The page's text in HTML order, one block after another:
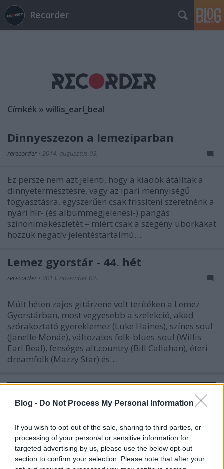
Blog - Do Not Process My Personal Information
If you wish to opt-out of the sale, sharing to third parties, or
processing of your personal or sensitive information for
targeted advertising by us, please use the below opt-out
section to confirm your selection. Please note that after your
Recorder
Címkék » willis_earl_beal
Dinnyeszezon a lemeziparban
rerecorder • 2014. augusztus 03.
Ez persze nem azt jelenti, hogy a kiadók átálltak a
dinnyetermesztésre, vagy az ipari mennyiségű
fogyasztásra, egyszerűen csak frissíteni szeretnénk a
nyári hír- (és albummegjelenési-) pangás
szinonimakészletét – miért csak a szegény uborkákat
hozzuk negatív jelentéstartalmú…
Lemez gyorstár - 44. hét
rerecorder • 2013. november 02.
Múlt héten zajos gitárzene volt terítéken a Lemez
Gyorstárban, most vegyesebb a szelekció, akad
szórakoztató gyereklemez (Luke Haines), színes soul
(Janelle Monáe), változatos folk-blues-soul (Willis
Earl Beal), fenséges alt.country (Bill Callahan), éteri
dreamfolk (Mazzy Star) és…